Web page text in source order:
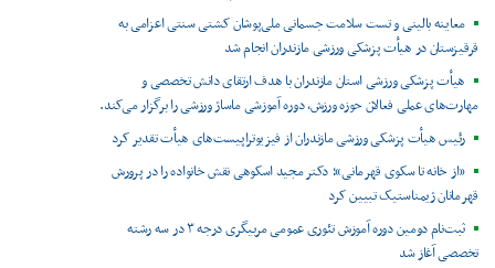
معاینه بالینی و تست سلامت جسمانی ملی‌پوشان کشتی سنتی اعزامی به
قرقیزستان در هیأت پزشکی ورزشی مازندران انجام شد
هیأت پزشکی ورزشی استان مازندران با هدف ارتقای دانش تخصصی و
مهارت‌های عملی فعالان حوزه ورزش، دوره آموزشی ماساژ ورزشی را برگزار می‌کند.
رئیس هیأت پزشکی ورزشی مازندران از فیزیوتراپیست‌های هیأت تقدیر کرد
«از خانه تا سکوی قهرمانی»؛ دکتر مجید اسکوهی نقش خانواده را در پرورش
قهرمانان ژیمناستیک تبیین کرد
ثبت‌نام دومین دوره آموزش تئوری عمومی مربیگری درجه ۳ در سه رشته
تخصصی آغاز شد